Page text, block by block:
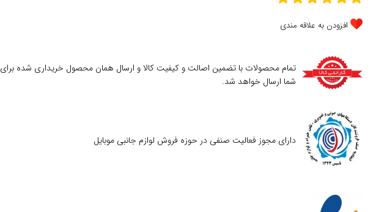
افزودن به علاقه مندی
تمام محصولات با تضمین اصالت و کیفیت کالا و ارسال همان محصول خریداری شده برای
شما ارسال خواهد شد.
دارای مجوز فعالیت صنفی در حوزه فروش لوازم جانبی موبایل